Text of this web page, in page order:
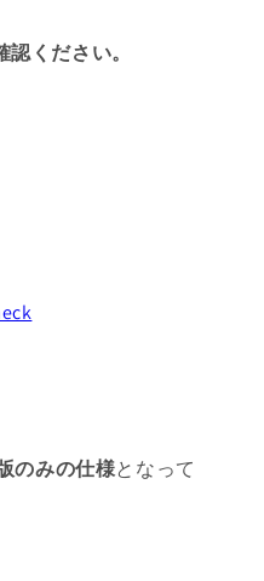
認ください。
のみの仕様となって